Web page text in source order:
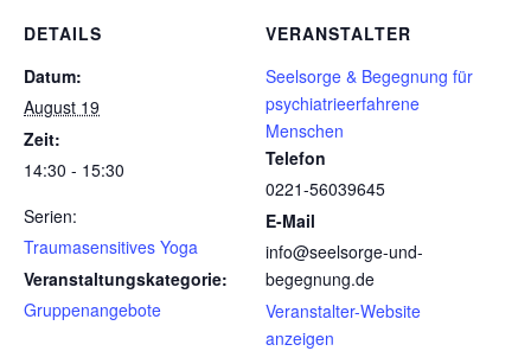
DETAILS
Datum:
August 19
Zeit:
14:30 - 15:30
Serien:
Traumasensitives Yoga
Veranstaltungskategorie:
Gruppenangebote
VERANSTALTER
Seelsorge & Begegnung für
psychiatrieerfahrene
Menschen
Telefon
0221-56039645
E-Mail
info@seelsorge-und-
begegnung.de
Veranstalter-Website
anzeigen